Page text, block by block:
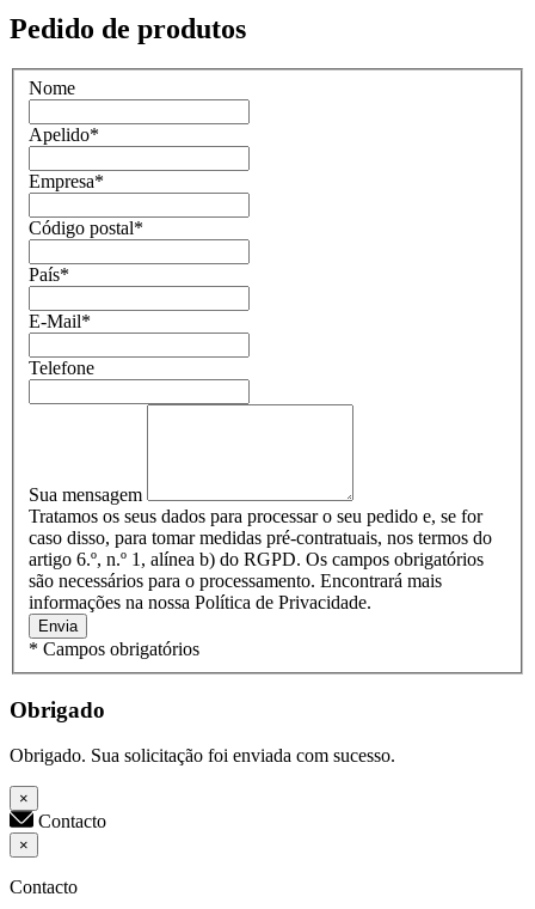
Pedido de produtos
Nome
Apelido*
Empresa*
Código postal*
País*
E-Mail*
Telefone
Sua mensagem
Tratamos os seus dados para processar o seu pedido e, se for
caso disso, para tomar medidas pré-contratuais, nos termos do
artigo 6.º, n.º 1, alínea b) do RGPD. Os campos obrigatórios
são necessários para o processamento. Encontrará mais
informações na nossa Política de Privacidade.
Envia
* Campos obrigatórios
Obrigado
Obrigado. Sua solicitação foi enviada com sucesso.
×
Contacto
×
Contacto